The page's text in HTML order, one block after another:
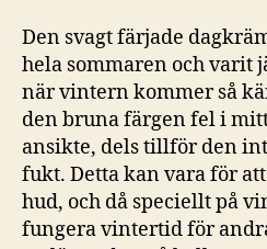
Den svagt färjade
hela sommaren och varit
när vintern kommer så
den bruna färgen fel i
ansikte, dels tillför den
fukt. Detta kan vara för
hud, och då speciellt på
fungera vintertid för